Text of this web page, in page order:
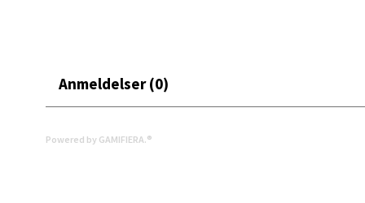
Anmeldelser (0)
Powered by GAMIFIERA.®